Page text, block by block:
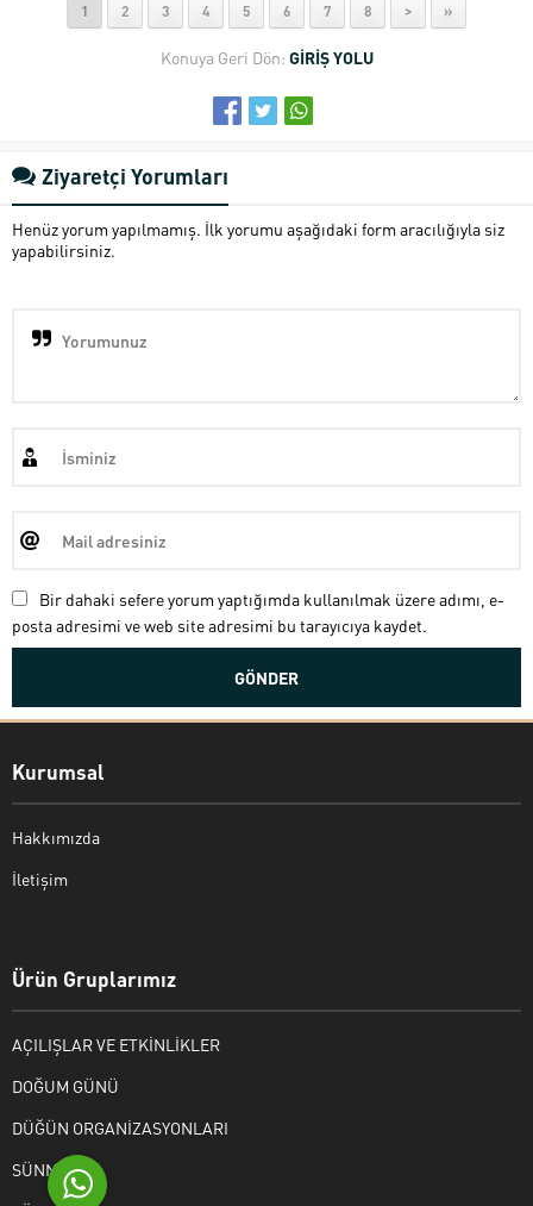
1 2 3 4 5 6 7 8 > »
Konuya Geri Dön: GİRİŞ YOLU
Ziyaretçi Yorumları
Henüz yorum yapılmamış. İlk yorumu aşağıdaki form aracılığıyla siz
yapabilirsiniz.
Bir dahaki sefere yorum yaptığımda kullanılmak üzere adımı, e-
posta adresimi ve web site adresimi bu tarayıcıya kaydet.
Kurumsal
Hakkımızda
İletişim
Ürün Gruplarımız
AÇILIŞLAR VE ETKİNLİKLER
DOĞUM GÜNÜ
DÜĞÜN ORGANİZASYONLARI
SÜNNET